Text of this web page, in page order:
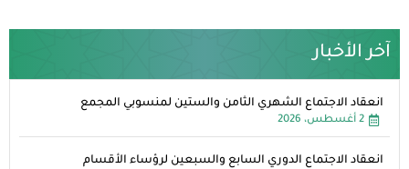
آخر الأخبار
انعقاد الاجتماع الشهري الثامن والستين لمنسوبي المجمع
2 أغسطس، 2026
انعقاد الاجتماع الدوري السابع والسبعين لرؤساء الأقسام